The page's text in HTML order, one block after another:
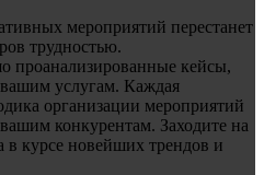
мероприятий перестанет
трудностью.
проанализированные кейсы,
услугам. Каждая
организации мероприятий
конкурентам. Заходите на
в курсе новейших трендов и